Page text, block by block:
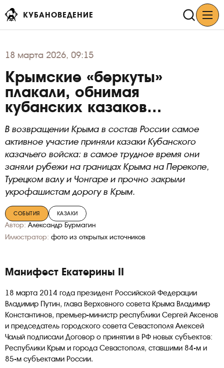
КУБАНОВЕДЕНИЕ
18 марта 2026, 09:15
Крымские «беркуты»
плакали, обнимая
кубанских казаков…
В возвращении Крыма в состав России самое
активное участие приняли казаки Кубанского
казачьего войска: в самое трудное время они
заняли рубежи на границах Крыма на Перекопе,
Турецком валу и Чонгаре и прочно закрыли
укрофашистам дорогу в Крым.
СОБЫТИЯ КАЗАКИ
Автор: Александр Бурмагин
Иллюстратор: фото из открытых источников
Манифест Екатерины
18 марта 2014 года президент Российской Федерации
Владимир Путин, глава Верховного совета Крыма Владимир
Константинов, премьер-министр республики Сергей Аксенов
и председатель городского совета Севастополя Алексей
Чалый подписали Договор о принятии в РФ новых субъектов:
Республики Крым и города Севастополя, ставшими 84-м и
85-м субъектами России.